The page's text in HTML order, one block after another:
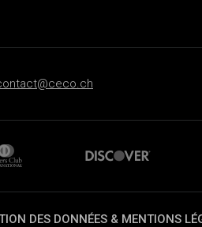
DES DONNÉES & MENTIONS